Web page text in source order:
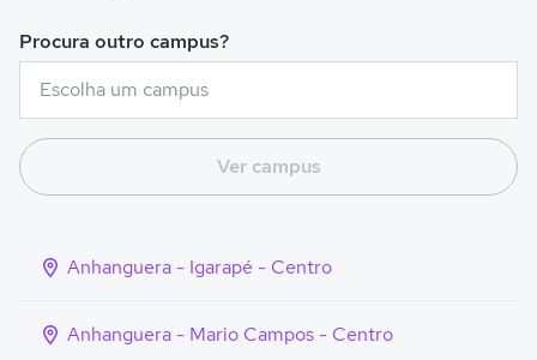
Procura outro campus?
Ver campus
Anhanguera - Igarapé - Centro
Anhanguera - Mario Campos - Centro